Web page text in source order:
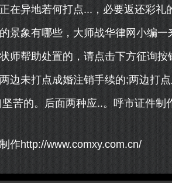
在异地若何打点...，必要返还彩礼
景象有哪些，大师战华律网小编一
师帮助处置的，请点击下方征询按
边未打点成婚注销手续的;两边打
苦的。后面两种应..。呼市证件制
http://www.comxy.com.cn/